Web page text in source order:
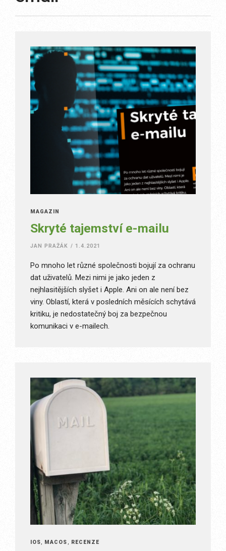
MAGAZÍN
Skryté tajemství e-mailu
JAN PRAŽÁK / 1.4.2021
Po mnoho let různé společnosti bojují za ochranu
dat uživatelů. Mezi nimi je jako jeden z
nejhlasitějších slyšet i Apple. Ani on ale není bez
viny. Oblastí, která v posledních měsících schytává
kritiku, je nedostatečný boj za bezpečnou
komunikaci v e-mailech.
IOS, MACOS , RECENZE